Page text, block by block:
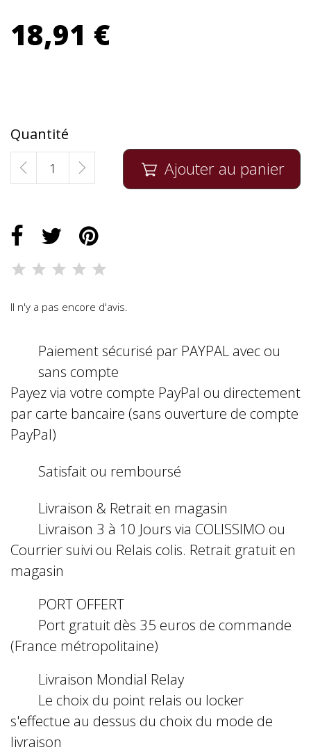
18,91 €
Quantité
 Ajouter au panier
Il n'y a pas encore d'avis.
Paiement sécurisé par PAYPAL avec ou
sans compte
Payez via votre compte PayPal ou directement
par carte bancaire (sans ouverture de compte
PayPal)
Satisfait ou remboursé
Livraison & Retrait en magasin
Livraison 3 à 10 Jours via COLISSIMO ou
Courrier suivi ou Relais colis. Retrait gratuit en
magasin
PORT OFFERT
Port gratuit dès 35 euros de commande
(France métropolitaine)
Livraison Mondial Relay
Le choix du point relais ou locker
s'effectue au dessus du choix du mode de
livraison